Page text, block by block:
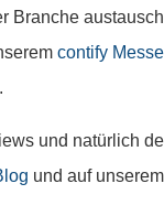
Branche
contify
und natürlich
und auf unserem